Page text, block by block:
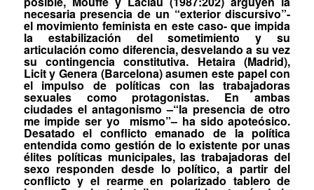
necesaria presencia de un “exterior discursivo”-
el movimiento feminista en este caso- que impida
la estabilización del sometimiento y su
articulación como diferencia, desvelando a su vez
su contingencia constitutiva. Hetaira (Madrid),
Licit y Genera (Barcelona) asumen este papel con
el impulso de políticas con las trabajadoras
sexuales como protagonistas. En ambas
ciudades el antagonismo –“la presencia de otro
me impide ser yo mismo”– ha sido apoteósico.
Desatado el conflicto emanado de la política
entendida como gestión de lo existente por unas
élites políticas municipales, las trabajadoras del
sexo responden desde lo político,a partir del
conflicto y el rearme en polarizado tablero de